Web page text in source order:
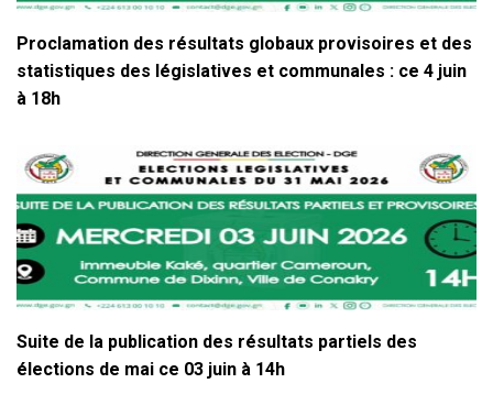
Proclamation des résultats globaux provisoires et des
statistiques des législatives et communales : ce 4 juin
à 18h
Suite de la publication des résultats partiels des
élections de mai ce 03 juin à 14h